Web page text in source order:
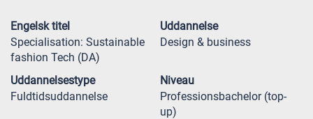
Engelsk titel
Specialisation: Sustainable
fashion Tech (DA)
Uddannelse
Design & business
Uddannelsestype
Fuldtidsuddannelse
Niveau
Professionsbachelor (top-
up)